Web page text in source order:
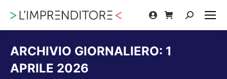
Cerca:
ARCHIVIO GIORNALIERO: 1
APRILE 2026